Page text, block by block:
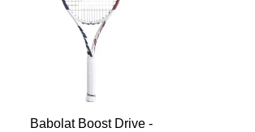
Babolat Boost Drive -